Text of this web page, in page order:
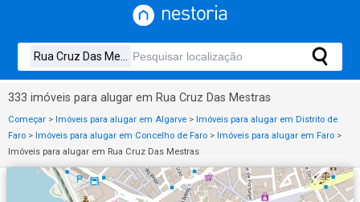
333 imóveis para alugar em Rua Cruz Das Mestras
Começar > Imóveis para alugar em Algarve > Imóveis para alugar em Distrito de
Faro > Imóveis para alugar em Concelho de Faro > Imóveis para alugar em Faro >
Imóveis para alugar em Rua Cruz Das Mestras